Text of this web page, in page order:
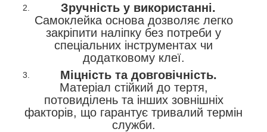
Зручність у використанні.
Самоклейка основа дозволяє легко
закріпити наліпку без потреби у
спеціальних інструментах чи
додатковому клеї.
Міцність та довговічність.
Матеріал стійкий до тертя,
потовиділень та інших зовнішніх
факторів, що гарантує тривалий термін
служби.